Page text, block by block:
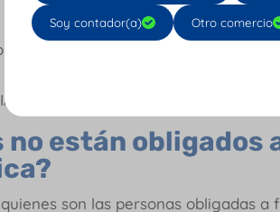
por un
expertos en el tema y tienen bajo
para la factura electrónica.
no están obligados
son las personas obligadas
Soy contador(a) Otro comercio